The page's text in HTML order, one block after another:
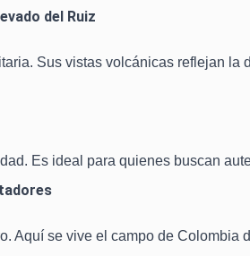
del Ruiz
Sus vistas volcánicas reflejan la
Es ideal para quienes buscan
Aquí se vive el campo de Colombia